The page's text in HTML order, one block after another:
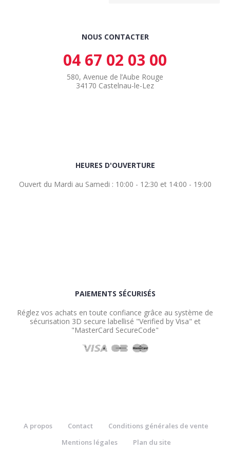
NOUS CONTACTER
04 67 02 03 00
580, Avenue de l’Aube Rouge
34170 Castelnau-le-Lez
HEURES D'OUVERTURE
Ouvert du Mardi au Samedi : 10:00 - 12:30 et 14:00 - 19:00
PAIEMENTS SÉCURISÉS
Réglez vos achats en toute confiance grâce au système de
sécurisation 3D secure labellisé "Verified by Visa" et
"MasterCard SecureCode"
A propos Contact
Conditions générales de vente
Mentions légales
Plan du site